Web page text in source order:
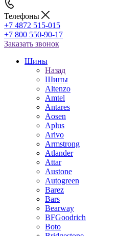
Телефоны
+7 4872 515-015
+7 800 550-90-17
Заказать звонок
Шины
Назад
Шины
Altenzo
Amtel
Antares
Aosen
Aplus
Arivo
Armstrong
Atlander
Attar
Austone
Autogreen
Barez
Bars
Bearway
BFGoodrich
Boto